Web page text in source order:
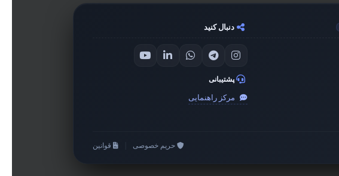
دنبال کنید
پشتیبانی
مرکز راهنمایی
حریم خصوصی قوانین